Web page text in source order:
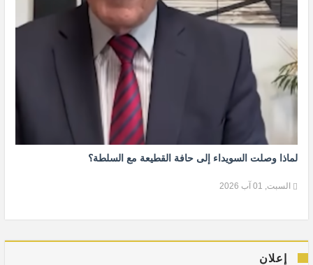
لماذا وصلت السويداء إلى حافة القطيعة مع السلطة؟
السبت, 01 آب 2026
إعلان